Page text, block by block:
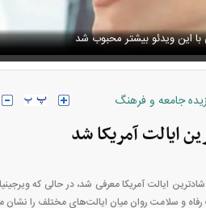
این ویدئو بیشتر محبوب شد
گوگوش در دو سالگی همراه با مادرش
جامعه و فرهنگ
ایالت آمریکا شد
ارز‌ها + جدول قیمت خودرو‌های ایران